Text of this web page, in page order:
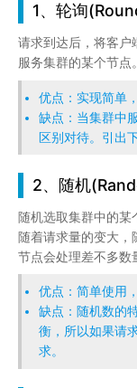
1、轮询
请求到达后，将客户
服务集群的某个节点。
优点：实现简单
缺点：当集群中
区别对待。引出
2、随机
随机选取集群中的某
随着请求量的变大
节点会处理差不多数
优点：简单使用
缺点：随机数的
衡，所以如果请
求。